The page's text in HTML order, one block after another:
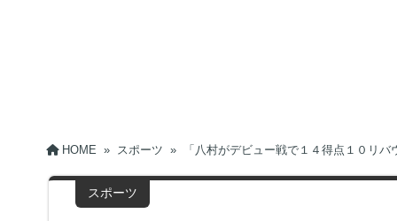
HOME » スポーツ » 「八村がデビュー戦で１４得点１０リ
スポーツ